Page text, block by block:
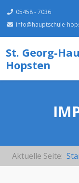
05458 - 7036
info@hauptschule-
St. Georg-
Hopsten
Aktuelle Seite: